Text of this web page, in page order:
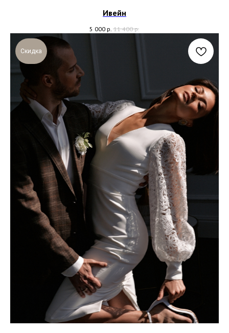
Ивейн
5 000 р. 11 400 р.
Скидка